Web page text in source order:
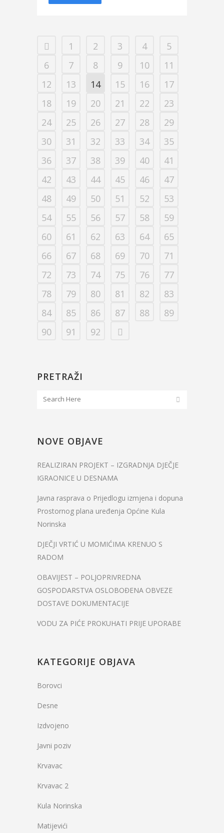
1 2 3 4
5
6
7 8 9 10
11
12
13 14 15 16
17
18
19 20 21 22
23
24
25 26 27 28
29
30
31 32 33 34
35
36
37 38 39 40
41
42
43 44 45 46
47
48
49 50 51 52
53
54
55 56 57 58
59
60
61 62 63 64
65
66
67 68 69 70
71
72
73 74 75 76
77
78
79 80 81 82
83
84
85 86 87 88
89
90
91 92
PRETRAŽI
NOVE OBJAVE
REALIZIRAN PROJEKT – IZGRADNJA DJEČJE
IGRAONICE U DESNAMA
Javna rasprava o Prijedlogu izmjena i dopuna
Prostornog plana uređenja Općine Kula
Norinska
DJEČJI VRTIĆ U MOMIĆIMA KRENUO S
RADOM
OBAVIJEST – POLJOPRIVREDNA
GOSPODARSTVA OSLOBOĐENA OBVEZE
DOSTAVE DOKUMENTACIJE
VODU ZA PIĆE PROKUHATI PRIJE UPORABE
KATEGORIJE OBJAVA
Borovci
Desne
Izdvojeno
Javni poziv
Krvavac
Krvavac 2
Kula Norinska
Matijevići